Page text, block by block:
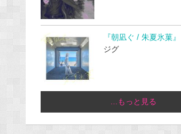
『朝凪ぐ / 朱夏氷菓』
ジグ
...もっと見る